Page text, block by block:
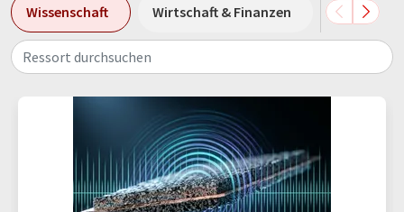
Wissenschaft Wirtschaft & Finanzen
Ressort durchsuchen